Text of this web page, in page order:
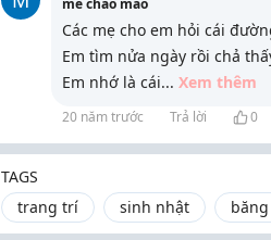
me chào mào
Các mẹ cho em hỏi cái
Em tìm nửa ngày rồi chả
Em nhớ là cái... Xem thêm
20 năm trước Trả lời 0
TAGS
trang trí
sinh nhật